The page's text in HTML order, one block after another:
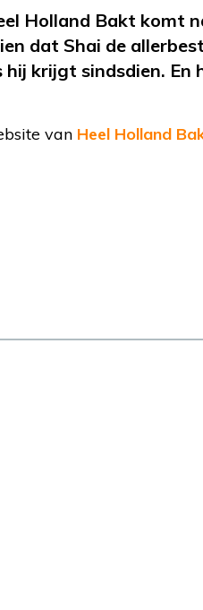
Holland Bakt komt
dat Shai de
krijgt sindsdien.
van Heel Holland